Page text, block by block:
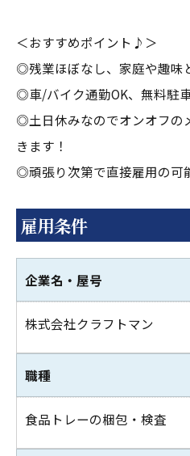
＜おすすめポイント♪＞
◎残業ほぼなし、家庭や趣味
◎車/バイク通勤OK、無料駐
◎土日休みなのでオンオフの
きます！
◎頑張り次第で直接雇用の可
雇用条件
企業名・屋号
株式会社クラフトマン
職種
食品トレーの梱包・検査